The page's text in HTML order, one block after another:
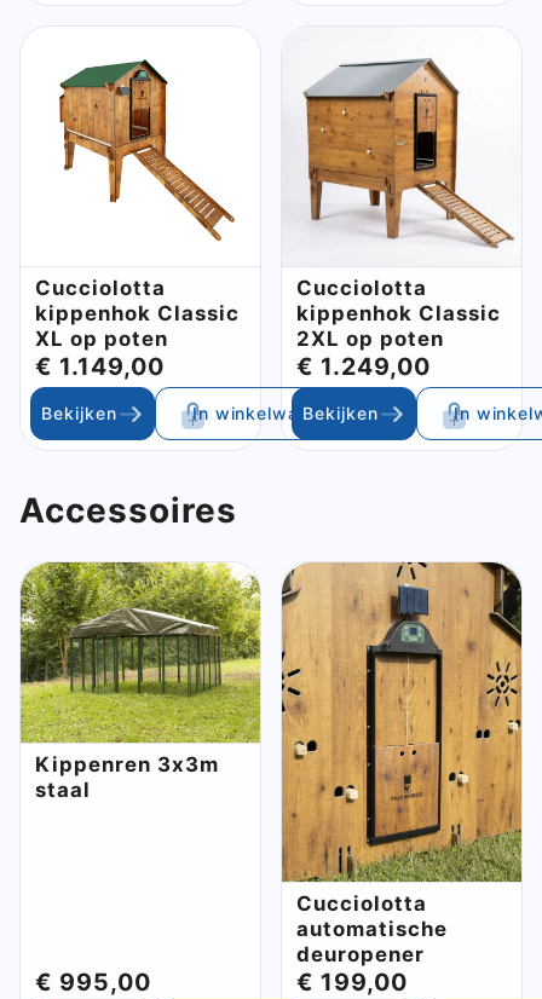
Cucciolotta
kippenhok Classic
XL op poten
€ 1.149,00
Bekijken In winkelwagen
Cucciolotta
kippenhok Classic
2XL op poten
€ 1.249,00
Bekijken In
Accessoires
Kippenren 3x3m
staal
€ 995,00
Cucciolotta
automatische
deuropener
€ 199,00